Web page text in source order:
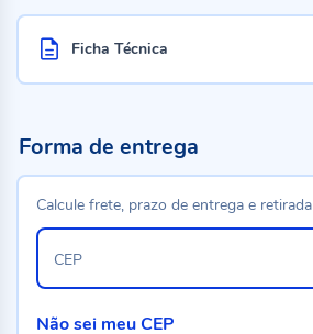
Ficha Técnica
Forma de entrega
Calcule frete, prazo de entrega e retirada
CEP
Não sei meu CEP